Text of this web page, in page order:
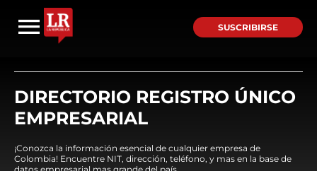
SUSCRIBIRSE
DIRECTORIO REGISTRO ÚNICO
EMPRESARIAL
¡Conozca la información esencial de cualquier empresa de
Colombia! Encuentre NIT, dirección, teléfono, y mas en la base de